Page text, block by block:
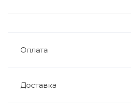
Оплата
Доставка